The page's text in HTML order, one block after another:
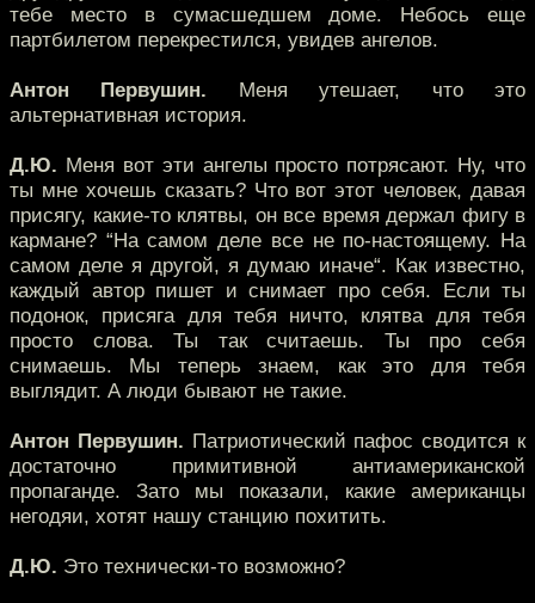
тебе место в сумасшедшем доме. Небось еще
партбилетом перекрестился, увидев ангелов.
Антон Первушин. Меня утешает, что это
альтернативная история.
Д.Ю. Меня вот эти ангелы просто потрясают. Ну, что
ты мне хочешь сказать? Что вот этот человек, давая
присягу, какие-то клятвы, он все время держал фигу в
кармане? “На самом деле все не по-настоящему. На
самом деле я другой, я думаю иначе“. Как известно,
каждый автор пишет и снимает про себя. Если ты
подонок, присяга для тебя ничто, клятва для тебя
просто слова. Ты так считаешь. Ты про себя
снимаешь. Мы теперь знаем, как это для тебя
выглядит. А люди бывают не такие.
Антон Первушин. Патриотический пафос сводится к
достаточно примитивной антиамериканской
пропаганде. Зато мы показали, какие американцы
негодяи, хотят нашу станцию похитить.
Д.Ю. Это технически-то возможно?